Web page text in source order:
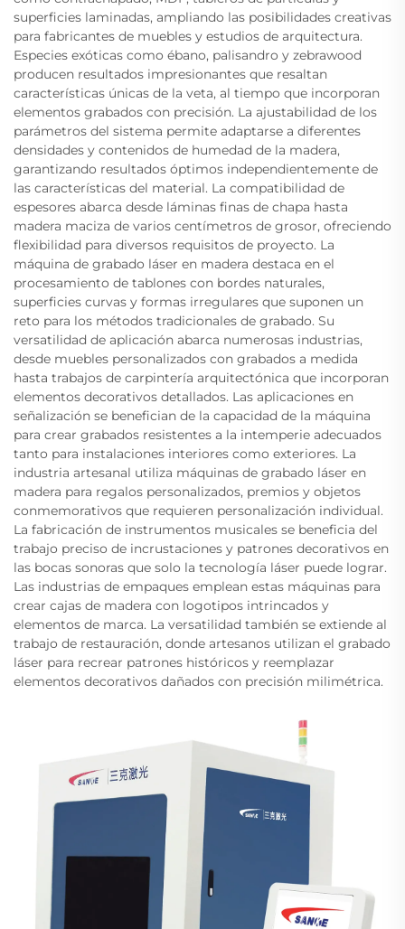
superficies laminadas, ampliando las posibilidades creativas
para fabricantes de muebles y estudios de arquitectura.
Especies exóticas como ébano, palisandro y zebrawood
producen resultados impresionantes que resaltan
características únicas de la veta, al tiempo que incorporan
elementos grabados con precisión. La ajustabilidad de los
parámetros del sistema permite adaptarse a diferentes
densidades y contenidos de humedad de la madera,
garantizando resultados óptimos independientemente de
las características del material. La compatibilidad de
espesores abarca desde láminas finas de chapa hasta
madera maciza de varios centímetros de grosor, ofreciendo
flexibilidad para diversos requisitos de proyecto. La
máquina de grabado láser en madera destaca en el
procesamiento de tablones con bordes naturales,
superficies curvas y formas irregulares que suponen un
reto para los métodos tradicionales de grabado. Su
versatilidad de aplicación abarca numerosas industrias,
desde muebles personalizados con grabados a medida
hasta trabajos de carpintería arquitectónica que incorporan
elementos decorativos detallados. Las aplicaciones en
señalización se benefician de la capacidad de la máquina
para crear grabados resistentes a la intemperie adecuados
tanto para instalaciones interiores como exteriores. La
industria artesanal utiliza máquinas de grabado láser en
madera para regalos personalizados, premios y objetos
conmemorativos que requieren personalización individual.
La fabricación de instrumentos musicales se beneficia del
trabajo preciso de incrustaciones y patrones decorativos en
las bocas sonoras que solo la tecnología láser puede lograr.
Las industrias de empaques emplean estas máquinas para
crear cajas de madera con logotipos intrincados y
elementos de marca. La versatilidad también se extiende al
trabajo de restauración, donde artesanos utilizan el grabado
láser para recrear patrones históricos y reemplazar
elementos decorativos dañados con precisión milimétrica.